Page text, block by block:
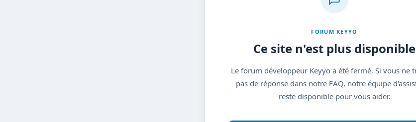
FORUM KEYYO
Ce site n'est plus disponible
Le forum développeur Keyyo a été fermé. Si vous ne
pas de réponse dans notre FAQ, notre équipe
reste disponible pour vous aider.